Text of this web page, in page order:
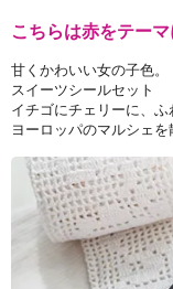
こちらは赤をテー
甘くかわいい女の子色。
スイーツシールセット
イチゴにチェリーに、ふ
ヨーロッパのマルシェを